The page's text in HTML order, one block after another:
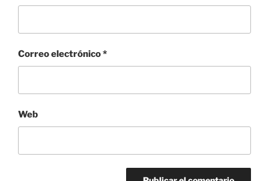
Correo electrónico*
Web